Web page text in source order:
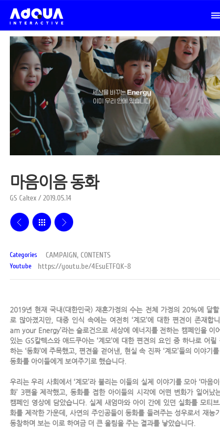
마음이음 동화
GS Caltex / 2019.05.14
Categories CAMPAIGN, CONTENTS
Youtube https://youtu.be/4EsuETFQK-8
2019년 현재 국내(대한민국) 재혼가정의 수는 전체 가정의 20%에 달
로 많아졌지만, 대중 인식 속에는 여전히 ‘계모’에 대한 편견이 존재합
am your Energy’라는 슬로건으로 세상에 에너지를 전하는 캠페인을 이
있는 GS칼텍스와 애드쿠아는 ‘계모’에 대한 편견의 요인 중 하나로 어릴
하는 ‘동화’에 주목했고, 편견을 걷어낸, 현실 속 진짜 ‘계모’들의 이야기
동화를 아이들에게 보여주기로 했습니다.
우리는 우리 사회에서 ‘계모’라 불리는 이들의 실제 이야기를 모아 ‘마음
화’ 3편을 제작했고, 동화를 접한 아이들의 시각에 어떤 변화가 일어났
캠페인 영상에 담았습니다. 실제 새엄마와 아이 간에 있던 실화를 모티
화를 제작한 가운데, 사연의 주인공들이 동화를 들려주는 성우로서 재능
동참하며 보는 이로 하여금 더 큰 울림을 주는 결과를 낳았습니다.